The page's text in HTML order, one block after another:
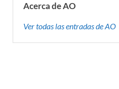
Acerca de AO
Ver todas las entradas de